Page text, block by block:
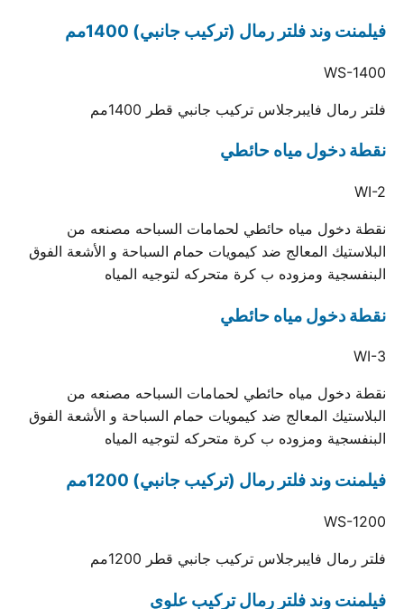
فيلمنت وند فلتر رمال (تركيب جانبي) 1400مم
WS-1400
فلتر رمال فايبرجلاس تركيب جانبي قطر 1400مم
نقطة دخول مياه حائطي
WI-2
نقطة دخول مياه حائطي لحمامات السباحه مصنعه من
البلاستيك المعالج ضد كيمويات حمام السباحة و الأشعة الفوق
البنفسجية ومزوده ب كرة متحركه لتوجيه المياه
نقطة دخول مياه حائطي
WI-3
نقطة دخول مياه حائطي لحمامات السباحه مصنعه من
البلاستيك المعالج ضد كيمويات حمام السباحة و الأشعة الفوق
البنفسجية ومزوده ب كرة متحركه لتوجيه المياه
فيلمنت وند فلتر رمال (تركيب جانبي) 1200مم
WS-1200
فلتر رمال فايبرجلاس تركيب جانبي قطر 1200مم
فيلمنت وند فلتر رمال تركيب علوي